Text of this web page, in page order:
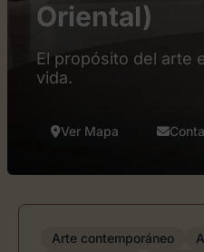
Oriental)
El propósito del arte
vida.
Ver Mapa
Arte contemporáneo